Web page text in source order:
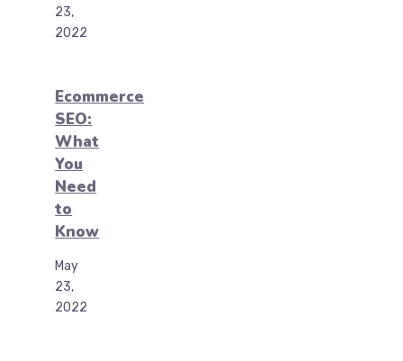
23,
2022
Ecommerce
SEO:
What
You
Need
to
Know
May
23,
2022